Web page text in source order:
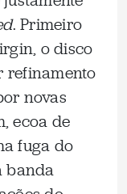
. Primeiro
o disco
refinamento
novas
ecoa de
fuga do
banda